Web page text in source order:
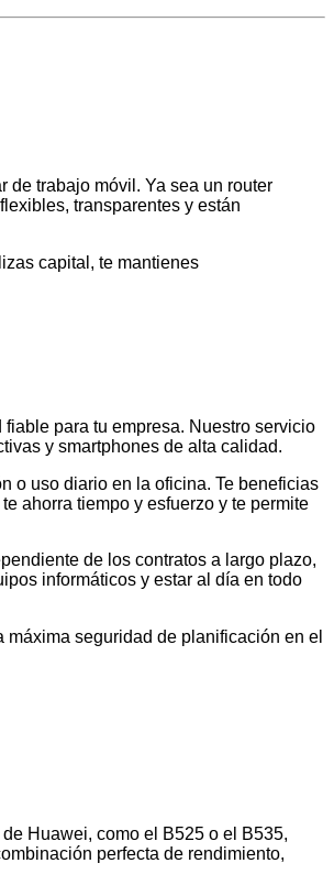
de trabajo móvil. Ya sea un router
transparentes y están
capital, te mantienes
para tu empresa. Nuestro servicio
y smartphones de alta calidad.
o uso diario en la oficina. Te beneficias
ahorra tiempo y esfuerzo y te permite
de los contratos a largo plazo,
informáticos y estar al día en todo
seguridad de planificación en el
Huawei, como el B525 o el B535,
perfecta de rendimiento,